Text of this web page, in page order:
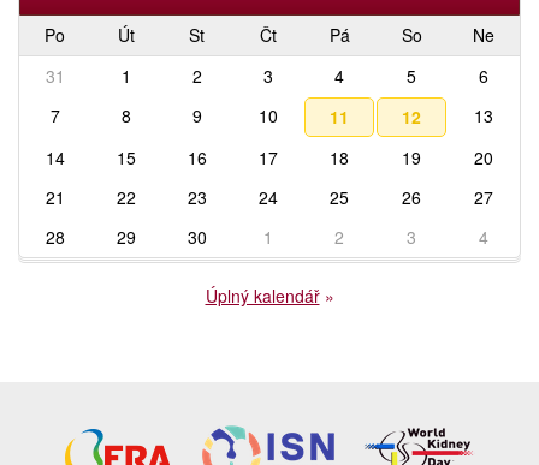
Po
Út St Čt Pá So
Ne
31
1 2 3 4 5
6
7
8 9 10 11 12
13
14
15 16 17 18 19
20
21
22 23 24 25 26
27
28
29 30 1 2 3 4
Úplný kalendář»